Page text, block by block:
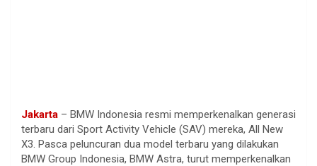
Jakarta – BMW Indonesia resmi memperkenalkan generasi
terbaru dari Sport Activity Vehicle (SAV) mereka, All New
X3. Pasca peluncuran dua model terbaru yang dilakukan
BMW Group Indonesia, BMW Astra, turut memperkenalkan